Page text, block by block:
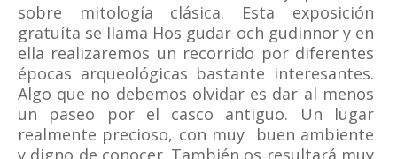
sobre mitología clásica. Esta exposición
gratuíta se llama Hos gudar och gudinnor y en
ella realizaremos un recorrido por diferentes
épocas arqueológicas bastante interesantes.
Algo que no debemos olvidar es dar al menos
un paseo por el casco antiguo. Un lugar
realmente precioso, con muy buen ambiente
y digno de conocer. También os resultará muy